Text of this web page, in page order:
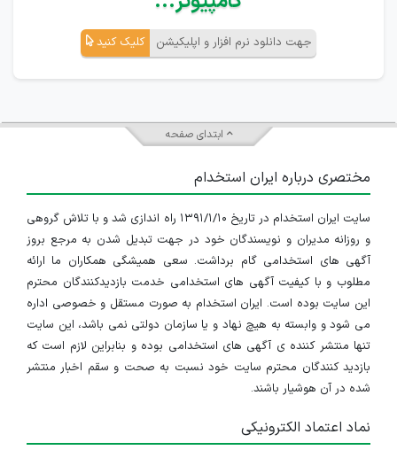
جهت دانلود نرم افزار و اپلیکیشن کلیک کنید
ابتدای صفحه
مختصری درباره ایران استخدام
سایت ایران استخدام در تاریخ ۱۳۹۱/۱/۱۰ راه اندازی شد و با تلاش گروهی
و روزانه مدیران و نویسندگان خود در جهت تبدیل شدن به مرجع بروز
آگهی های استخدامی گام برداشت. سعی همیشگی همکاران ما ارائه
مطلوب و با کیفیت آگهی های استخدامی خدمت بازدیدکنندگان محترم
این سایت بوده است. ایران استخدام به صورت مستقل و خصوصی اداره
می شود و وابسته به هیچ نهاد و یا سازمان دولتی نمی باشد، این سایت
تنها منتشر کننده ی آگهی های استخدامی بوده و بنابراین لازم است که
بازدید کنندگان محترم سایت خود نسبت به صحت و سقم اخبار منتشر
شده در آن هوشیار باشند.
نماد اعتماد الکترونیکی